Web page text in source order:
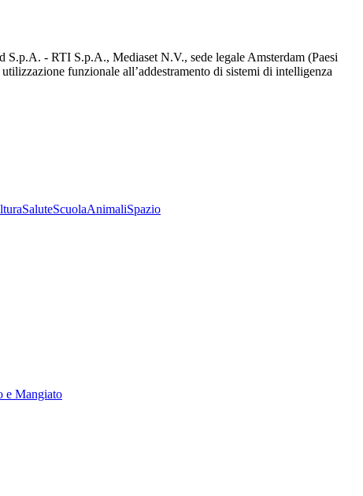
- RTI S.p.A., Mediaset N.V., sede legale Amsterdam (Paesi
funzionale all’addestramento di sistemi di intelligenza
SaluteScuolaAnimaliSpazio
e Mangiato